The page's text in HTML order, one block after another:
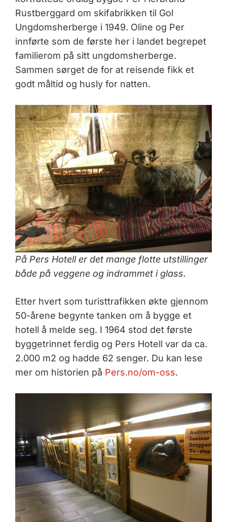
Rustberggard om skifabrikken til Gol
Ungdomsherberge i 1949. Oline og Per
innførte som de første her i landet begrepet
familierom på sitt ungdomsherberge.
Sammen sørget de for at reisende fikk et
godt måltid og husly for natten.
På Pers Hotell er det mange flotte utstillinger
både på veggene og indrammet i glass.
Etter hvert som turisttrafikken økte gjennom
50-årene begynte tanken om å bygge et
hotell å melde seg. I 1964 stod det første
byggetrinnet ferdig og Pers Hotell var da ca.
2.000 m2 og hadde 62 senger. Du kan lese
mer om historien på Pers.no/om-oss.